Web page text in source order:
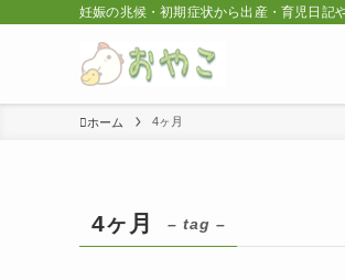
妊娠の兆候・初期症状から出産・育児日記
ホーム 4ヶ月
4ヶ月 – tag –